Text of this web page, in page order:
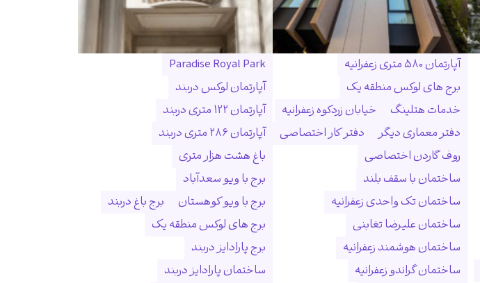
آپارتمان ۵۸۰ متری زعفرانیه
برج های لوکس منطقه یک
خدمات هتلینگ
خیابان زردکوه زعفرانیه
دفتر معماری دیگر
دفتر کار اختصاصی
روف گاردن اختصاصی
ساختمان با سقف بلند
ساختمان تک واحدی زعفرانیه
ساختمان علیرضا تغابنی
ساختمان هوشمند زعفرانیه
ساختمان گراندو زعفرانیه
Paradise Royal Park
آپارتمان لوکس دربند
آپارتمان ۱۲۲ متری دربند
آپارتمان ۲۸۶ متری دربند
باغ هشت هزار متری
برج با ویو سعدآباد
برج با ویو کوهستان
برج باغ دربند
برج های لوکس منطقه یک
برج پارادایز دربند
ساختمان پارادایز دربند